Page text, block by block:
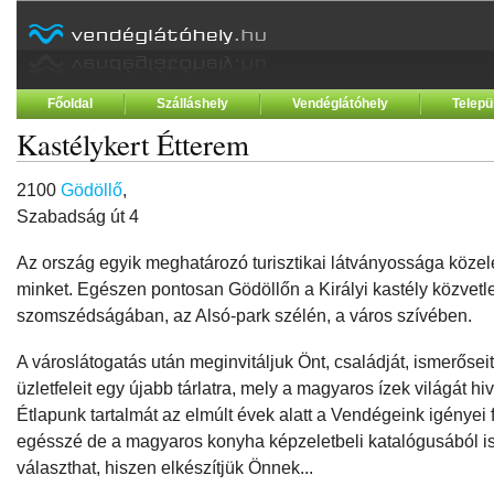
Főoldal Szálláshely Vendéglátóhely
Kastélykert Étterem
2100 Gödöllő,
Szabadság út 4
Az ország egyik meghatározó turisztikai látványossága
minket. Egészen pontosan Gödöllőn a Királyi kastély
szomszédságában, az Alsó-park szélén, a város szívében.
A városlátogatás után meginvitáljuk Önt, családját,
üzletfeleit egy újabb tárlatra, mely a magyaros ízek világát
Étlapunk tartalmát az elmúlt évek alatt a Vendégeink igényei
egésszé de a magyaros konyha képzeletbeli katalógusából
választhat, hiszen elkészítjük Önnek...